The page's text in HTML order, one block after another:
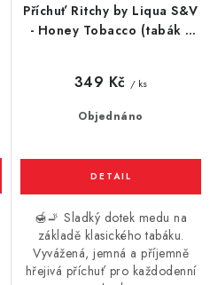
Příchuť Ritchy by Liqua S&V
- Honey Tobacco (tabák s
Objednáno
349 Kč / ks
🍯🚬 Sladký dotek medu na
základě klasického tabáku.
Vyvážená, jemná a příjemně
hřejivá příchuť pro každodenní